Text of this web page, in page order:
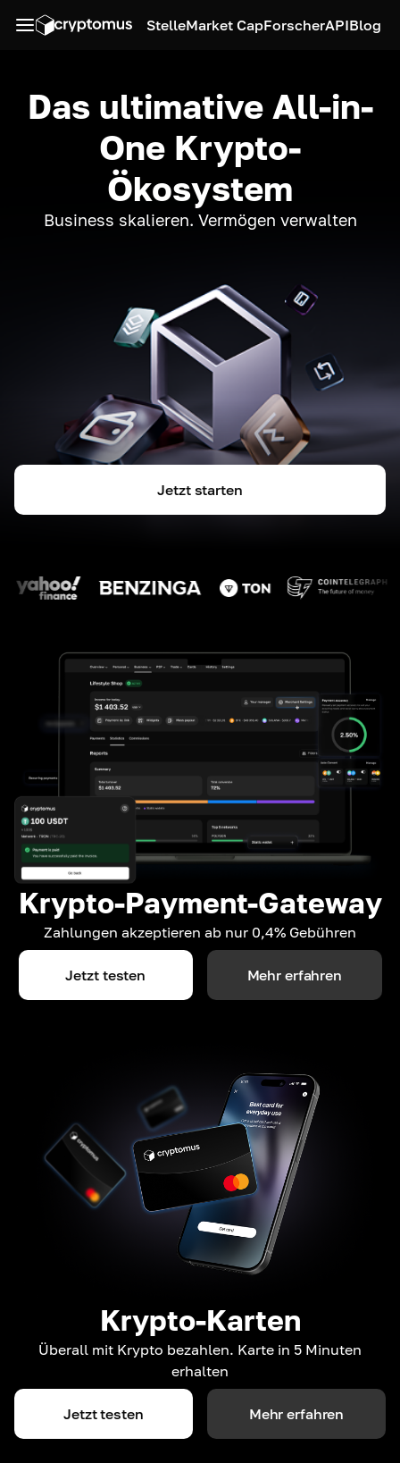
StelleMarket CapForscherAPIBlog
Das ultimative All-in-
One Krypto-
Ökosystem
Business skalieren. Vermögen verwalten
Jetzt starten
Krypto-Payment-Gateway
Zahlungen akzeptieren ab nur 0,4% Gebühren
Jetzt testen Mehr erfahren
Krypto-Karten
Überall mit Krypto bezahlen. Karte in 5 Minuten
erhalten
Jetzt testen Mehr erfahren